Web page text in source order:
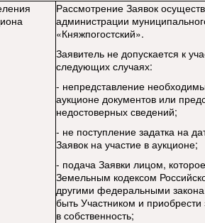
Рассмотрение Заявок
администрации
«Княжпогостский».
Заявитель не допускается к
следующих случаях:
- непредставление
аукционе документов или
недостоверных сведений;
- не поступление задатка на
Заявок на участие в аукционе;
- подача Заявки лицом,
Земельным кодексом
другими федеральными
быть Участником и
в собственность;